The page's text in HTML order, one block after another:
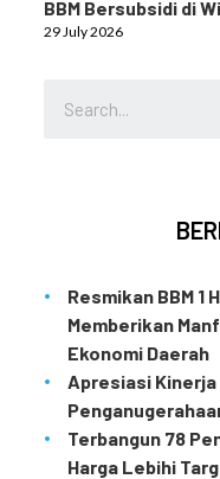
BBM Bersubsidi di
29 July 2026
Resmikan BBM 1
Memberikan
Ekonomi Daerah
Apresiasi Kinerja
Terbangun 78
Harga Lebihi